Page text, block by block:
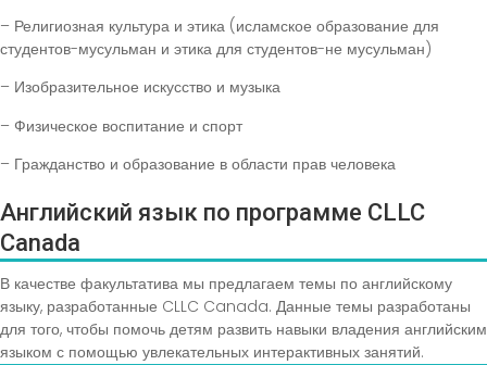
– Религиозная культура и этика (исламское образование для
студентов-мусульман и этика для студентов-не мусульман)
– Изобразительное искусство и музыка
– Физическое воспитание и спорт
– Гражданство и образование в области прав человека
Английский язык по программе CLLC
Canada
В качестве факультатива мы предлагаем темы по английскому
языку, разработанные CLLC Canada. Данные темы разработаны
для того, чтобы помочь детям развить навыки владения английским
языком с помощью увлекательных интерактивных занятий.